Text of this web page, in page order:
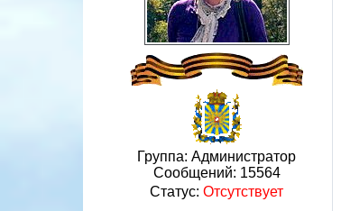
Группа: Администратор
Сообщений: 15564
Статус: Отсутствует